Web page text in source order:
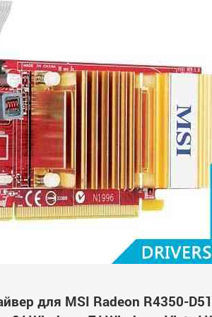
для MSI Radeon R4350-